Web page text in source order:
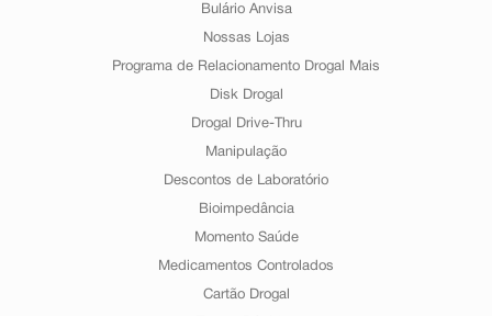
Bulário Anvisa
Nossas Lojas
Programa de Relacionamento Drogal Mais
Disk Drogal
Drogal Drive-Thru
Manipulação
Descontos de Laboratório
Bioimpedância
Momento Saúde
Medicamentos Controlados
Cartão Drogal